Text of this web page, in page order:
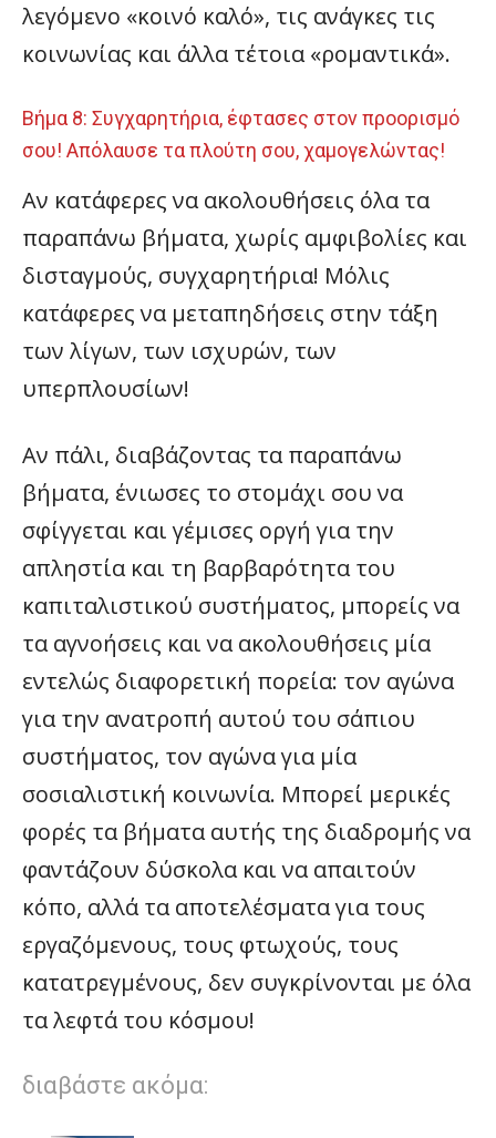
λεγόμενο «κοινό καλό», τις ανάγκες τις
κοινωνίας και άλλα τέτοια «ρομαντικά».
Βήμα 8: Συγχαρητήρια, έφτασες στον προορισμό
σου! Απόλαυσε τα πλούτη σου, χαμογελώντας!
Αν κατάφερες να ακολουθήσεις όλα τα
παραπάνω βήματα, χωρίς αμφιβολίες και
δισταγμούς, συγχαρητήρια! Μόλις
κατάφερες να μεταπηδήσεις στην τάξη
των λίγων, των ισχυρών, των
υπερπλουσίων!
Αν πάλι, διαβάζοντας τα παραπάνω
βήματα, ένιωσες το στομάχι σου να
σφίγγεται και γέμισες οργή για την
απληστία και τη βαρβαρότητα του
καπιταλιστικού συστήματος, μπορείς να
τα αγνοήσεις και να ακολουθήσεις μία
εντελώς διαφορετική πορεία: τον αγώνα
για την ανατροπή αυτού του σάπιου
συστήματος, τον αγώνα για μία
σοσιαλιστική κοινωνία. Μπορεί μερικές
φορές τα βήματα αυτής της διαδρομής να
φαντάζουν δύσκολα και να απαιτούν
κόπο, αλλά τα αποτελέσματα για τους
εργαζόμενους, τους φτωχούς, τους
κατατρεγμένους, δεν συγκρίνονται με όλα
τα λεφτά του κόσμου!
διαβάστε ακόμα: